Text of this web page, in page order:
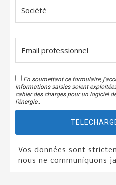
En soumettant ce formulaire,
informations saisies soient
cahier des charges pour un logiciel
l'énergie..
Vos données sont
nous ne communiquons